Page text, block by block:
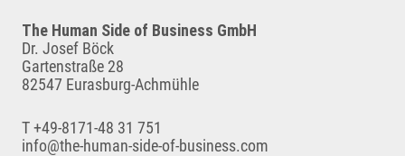
The Human Side of Business GmbH
Dr. Josef Böck
Gartenstraße 28
82547 Eurasburg-Achmühle
T +49-8171-48 31 751
info@the-human-side-of-business.com